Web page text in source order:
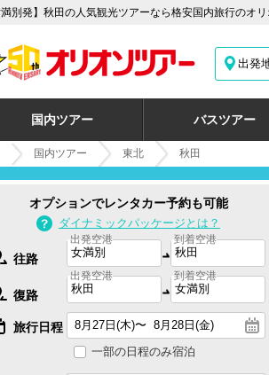
満別発】秋田の人気観光ツアーなら格安国内旅行のオ
出発
国内ツアー バスツアー
国内ツアー 東北 秋田
オプションでレンタカー予約も可能
ダイナミックパッケージとは？
往路
出発空港 到着空港
復路
出発空港 到着空港
旅行日程
一部の日程のみ宿泊